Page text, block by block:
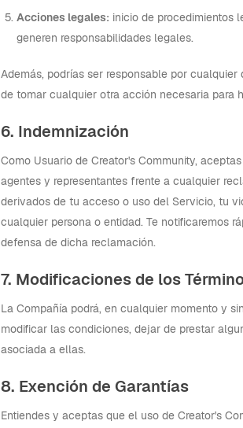
Acciones legales: inicio de procedimientos
generen responsabilidades legales.
Además, podrías ser responsable por
de tomar cualquier otra acción necesaria para
6. Indemnización
Como Usuario de Creator's Community,
agentes y representantes frente a cualquier
derivados de tu acceso o uso del Servicio, tu
cualquier persona o entidad. Te notificaremos
defensa de dicha reclamación.
7. Modificaciones de los
La Compañía podrá, en cualquier momento y
modificar las condiciones, dejar de prestar
asociada a ellas.
8. Exención de Garantías
Entiendes y aceptas que el uso de Creator's